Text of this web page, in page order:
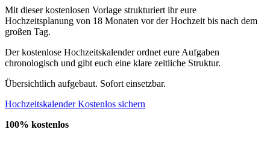
Mit dieser kostenlosen Vorlage strukturiert ihr eure
Hochzeitsplanung von 18 Monaten vor der Hochzeit bis nach dem
großen Tag.
Der kostenlose Hochzeitskalender ordnet eure Aufgaben
chronologisch und gibt euch eine klare zeitliche Struktur.
Übersichtlich aufgebaut. Sofort einsetzbar.
Hochzeitskalender Kostenlos sichern
100% kostenlos